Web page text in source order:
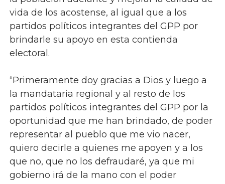
vida de los acostense, al igual que a los
partidos políticos integrantes del GPP por
brindarle su apoyo en esta contienda
electoral.
“Primeramente doy gracias a Dios y luego a
la mandataria regional y al resto de los
partidos políticos integrantes del GPP por la
oportunidad que me han brindado, de poder
representar al pueblo que me vio nacer,
quiero decirle a quienes me apoyen y a los
que no, que no los defraudaré, ya que mi
gobierno irá de la mano con el poder